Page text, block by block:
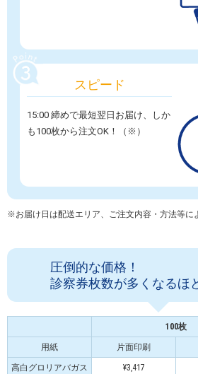
スピード
15:00 締めで最短翌日お届け、しか
も100枚から注文OK！（※）
※お届け日は配送エリア、ご注文内容・方法等に
圧倒的な価格！
診察券枚数が多くなるほ
100枚
用紙 片面印刷
高白グロリアバガス ¥3,417